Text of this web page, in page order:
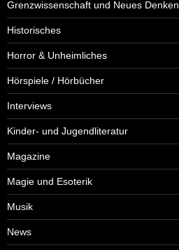
Grenzwissenschaft und Neues Denken
Historisches
Horror & Unheimliches
Hörspiele / Hörbücher
Interviews
Kinder- und Jugendliteratur
Magazine
Magie und Esoterik
Musik
News